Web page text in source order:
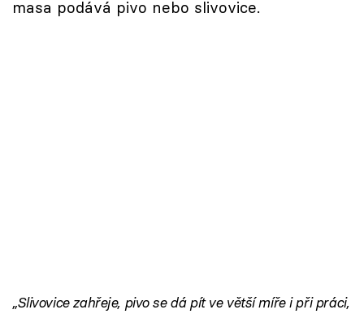
masa podává pivo nebo slivovice.
„Slivovice zahřeje, pivo se dá pít ve větší míře i při práci,